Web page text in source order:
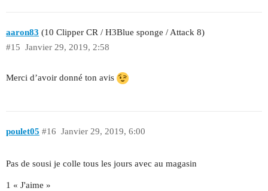
aaron83 (10 Clipper CR / H3Blue sponge / Attack 8)
Janvier 29, 2019, 2:58
#15
Merci d’avoir donné ton avis
poulet05 Janvier 29, 2019, 6:00
#16
Pas de sousi je colle tous les jours avec au magasin
1 « J'aime »